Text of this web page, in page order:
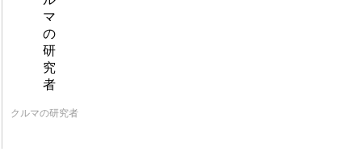
クルマの研究者